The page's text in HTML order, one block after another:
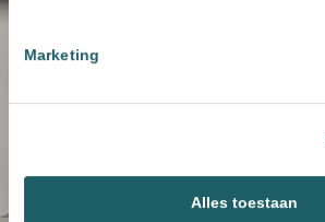
Marketing
Alles toestaan